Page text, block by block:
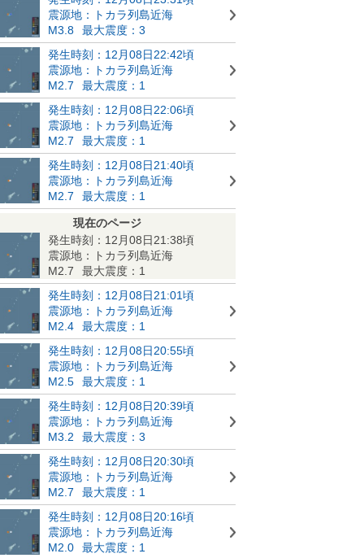
震源地：トカラ列島近海
M3.8
最大震度：3
発生時刻：12月08日22:42頃
震源地：トカラ列島近海
M2.7
最大震度：1
発生時刻：12月08日22:06頃
震源地：トカラ列島近海
M2.7
最大震度：1
発生時刻：12月08日21:40頃
震源地：トカラ列島近海
M2.7
最大震度：1
現在のページ
発生時刻：12月08日21:38頃
震源地：トカラ列島近海
M2.7
最大震度：1
発生時刻：12月08日21:01頃
震源地：トカラ列島近海
M2.4
最大震度：1
発生時刻：12月08日20:55頃
震源地：トカラ列島近海
M2.5
最大震度：1
発生時刻：12月08日20:39頃
震源地：トカラ列島近海
M3.2
最大震度：3
発生時刻：12月08日20:30頃
震源地：トカラ列島近海
M2.7
最大震度：1
発生時刻：12月08日20:16頃
震源地：トカラ列島近海
M2.0
最大震度：1